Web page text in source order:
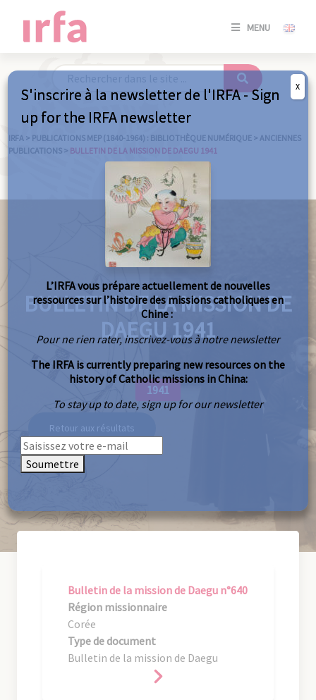
MENU
SE
/
IRFA > PUBLICATIONS MEP (1840-1964) : BIBLIOTHÈQUE NUMÉRIQUE > ANCIENNES
PUBLICATIONS > BULLETIN DE LA MISSION DE DAEGU 1941
BULLETIN DE LA MISSION DE
DAEGU 1941
1941
Retour aux résultats
Bulletin de la mission de Daegu n°640
Région missionnaire
Corée
Type de document
Bulletin de la mission de Daegu
S'inscrire à la newsletter de l'IRFA - Sign
up for the IRFA newsletter
L’IRFA vous prépare actuellement de nouvelles
ressources sur l’histoire des missions catholiques en
Chine :
Pour ne rien rater, inscrivez-vous à notre newsletter
The IRFA is currently preparing new resources on the
history of Catholic missions in China:
To stay up to date, sign up for our newsletter
Soumettre
X